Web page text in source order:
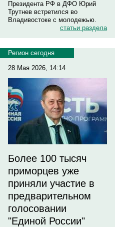
Президента РФ в ДФО Юрий
Трутнев встретился во
Владивостоке с молодежью.
статьи раздела
Регион сегодня
28 Мая 2026, 14:14
Более 100 тысяч
приморцев уже
приняли участие в
предварительном
голосовании
"Единой России"